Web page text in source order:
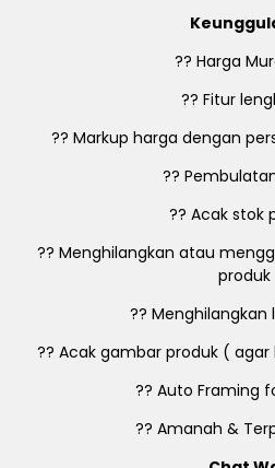
?? Harga
?? Fitur
?? Markup harga dengan
??
?? Acak stok
?? Menghilangkan atau
produk
?? Menghilangkan
?? Acak gambar produk (
?? Auto Framing
?? Amanah &